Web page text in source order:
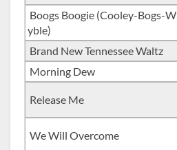
Boogs Boogie (Cooley-Bogs-W
yble)
Brand New Tennessee Waltz
Morning Dew
Release Me
We Will Overcome